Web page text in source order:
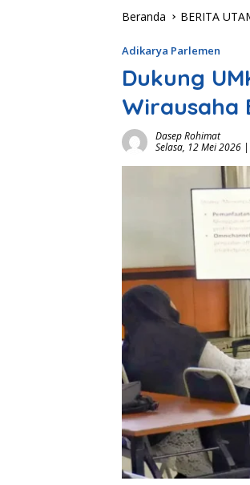
Beranda BERITA
Adikarya Parlemen
Dukung
Wirausaha
Dasep Rohimat
Selasa, 12 Mei 2026